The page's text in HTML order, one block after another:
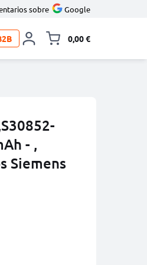
sobre Google
0,00 €
- ,
Siemens